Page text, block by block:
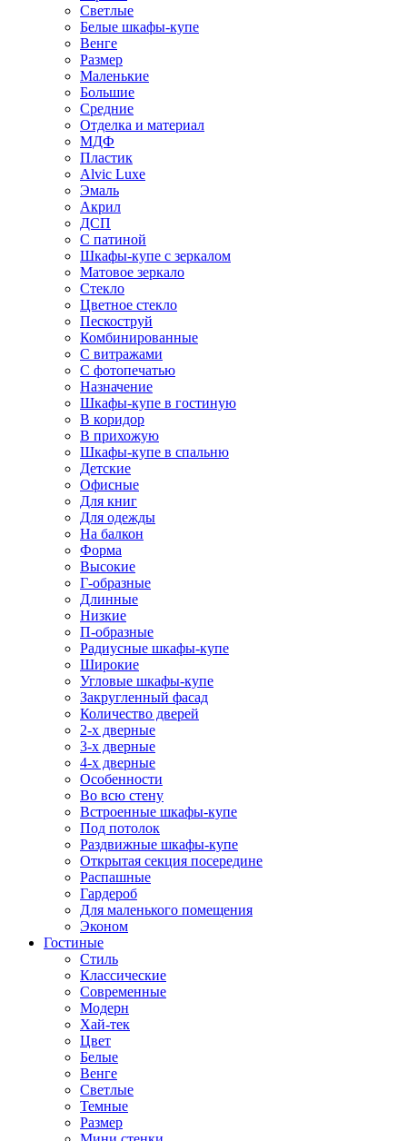
Светлые
Белые шкафы-купе
Венге
Размер
Маленькие
Большие
Средние
Отделка и материал
МДФ
Пластик
Alvic Luxe
Эмаль
Акрил
ДСП
С патиной
Шкафы-купе с зеркалом
Матовое зеркало
Стекло
Цветное стекло
Пескоструй
Комбинированные
С витражами
С фотопечатью
Назначение
Шкафы-купе в гостиную
В коридор
В прихожую
Шкафы-купе в спальню
Детские
Офисные
Для книг
Для одежды
На балкон
Форма
Высокие
Г-образные
Длинные
Низкие
П-образные
Радиусные шкафы-купе
Широкие
Угловые шкафы-купе
Закругленный фасад
Количество дверей
2-х дверные
3-х дверные
4-х дверные
Особенности
Во всю стену
Встроенные шкафы-купе
Под потолок
Раздвижные шкафы-купе
Открытая секция посередине
Распашные
Гардероб
Для маленького помещения
Эконом
Гостиные
Стиль
Классические
Современные
Модерн
Хай-тек
Цвет
Белые
Венге
Светлые
Темные
Размер